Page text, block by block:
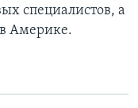
специалистов, а
в Америке.